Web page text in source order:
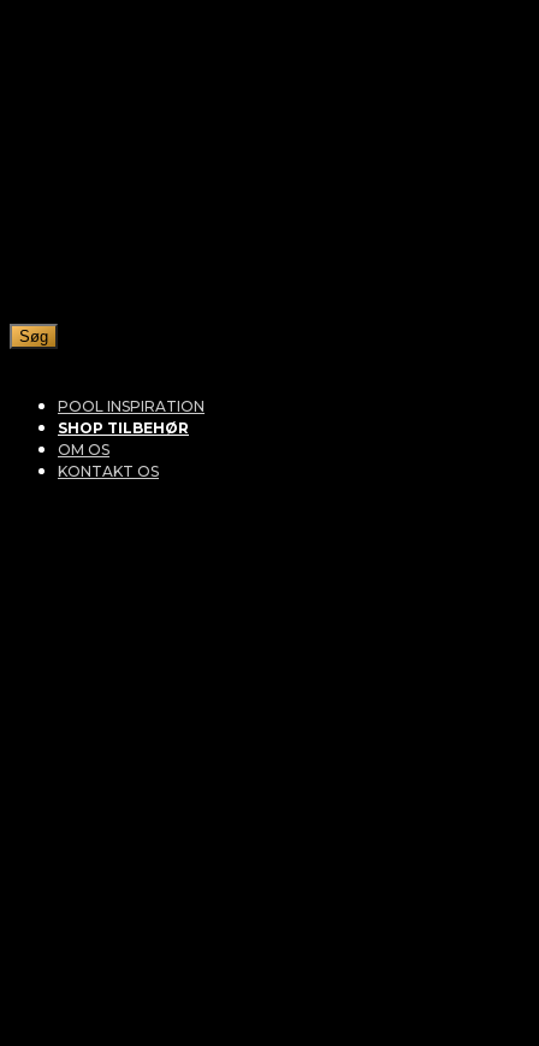
Søg
POOL INSPIRATION
SHOP TILBEHØR
OM OS
KONTAKT OS